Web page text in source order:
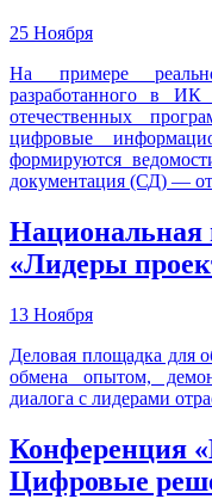
25 Ноября
На примере
разработанного в
отечественных
цифровые
формируются
документация (СД) —
«Лидеры
13 Ноября
Деловая площадка для
обмена опытом,
диалога с лидерами
Конференция
Цифровые